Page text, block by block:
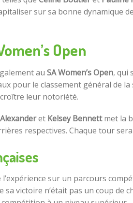
sur sa bonne dynamique
Open
au SA Women’s Open, qui
pour le classement général de
leur notoriété.
et Kelsey Bennettmet la
respectives. Chaque tour
sur un parcours
victoire n’était pas un coup